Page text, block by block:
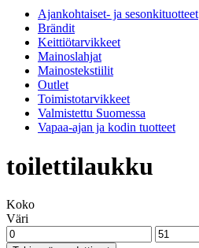
Ajankohtaiset- ja sesonkituotteet
Brändit
Keittiötarvikkeet
Mainoslahjat
Mainostekstiilit
Outlet
Toimistotarvikkeet
Valmistettu Suomessa
Vapaa-ajan ja kodin tuotteet
toilettilaukku
Koko
Väri